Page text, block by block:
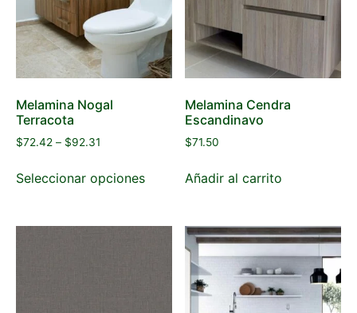
Melamina Nogal
Terracota
$72.42 – $92.31
Seleccionar opciones
Melamina Cendra
Escandinavo
$71.50
Añadir al carrito